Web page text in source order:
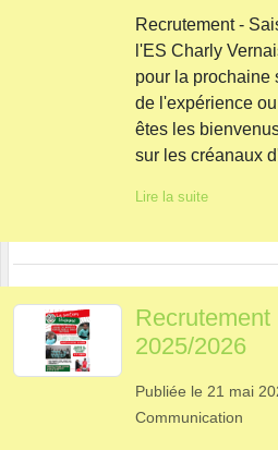
Recrutement -
l'ES Charly
pour la prochaine
de l'expérience
êtes les
sur les créanaux
Lire la suite
2025/2026
Publiée le 21 mai
Communication